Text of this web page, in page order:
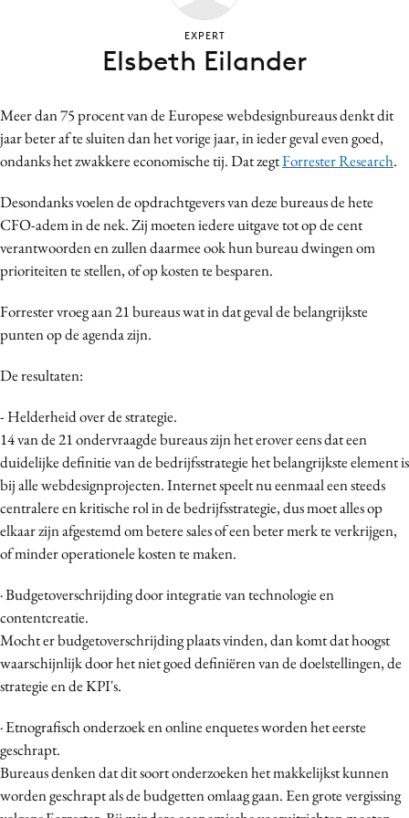
Craft
Customer Experience
Design
Digital transformation
Diversiteit
Gedragsverandering
Influencer marketing
Interne communicatie
Media
Merkstrategie
PR
Programmatic
Purpose Marketing
Reputatie & crisis
Meer dan 75 procent van de Europese webdesignbureaus denkt dit
jaar beter af te sluiten dan het vorige jaar, in ieder geval even goed,
ondanks het zwakkere economische tij. Dat zegtForrester Research.
Desondanks voelen de opdrachtgevers van deze bureaus de hete
CFO-adem in de nek. Zij moeten iedere uitgave tot op de cent
verantwoorden en zullen daarmee ook hun bureau dwingen om
prioriteiten te stellen, of op kosten te besparen.
Forrester vroeg aan 21 bureaus wat in dat geval de belangrijkste
punten op de agenda zijn.
De resultaten:
- Helderheid over de strategie.
14 van de 21 ondervraagde bureaus zijn het erover eens dat een
duidelijke definitie van de bedrijfsstrategie het belangrijkste element is
bij alle webdesignprojecten. Internet speelt nu eenmaal een steeds
centralere en kritische rol in de bedrijfsstrategie, dus moet alles op
elkaar zijn afgestemd om betere sales of een beter merk te verkrijgen,
of minder operationele kosten te maken.
· Budgetoverschrijding door integratie van technologie en
contentcreatie.
Mocht er budgetoverschrijding plaats vinden, dan komt dat hoogst
waarschijnlijk door het niet goed definiëren van de doelstellingen, de
strategie en de KPI's.
· Etnografisch onderzoek en online enquetes worden het eerste
geschrapt.
Bureaus denken dat dit soort onderzoeken het makkelijkst kunnen
worden geschrapt als de budgetten omlaag gaan. Een grote vergissing
EXPERT
Elsbeth Eilander